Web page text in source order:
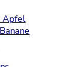
Apfel